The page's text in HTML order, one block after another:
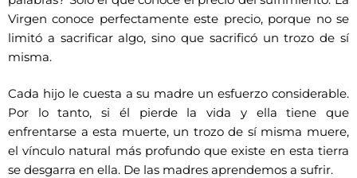
Virgen conoce perfectamente este precio, porque no se
limitó a sacrificar algo, sino que sacrificó un trozo de sí
misma.
Cada hijo le cuesta a su madre un esfuerzo considerable.
Por lo tanto, si él pierde la vida y ella tiene que
enfrentarse a esta muerte, un trozo de sí misma muere,
el vínculo natural más profundo que existe en esta tierra
se desgarra en ella. De las madres aprendemos a sufrir.